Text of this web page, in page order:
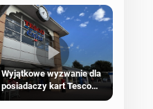
świecie
Wyjątkowe wyzwanie dla
posiadaczy kart Tesco
Clubcard!